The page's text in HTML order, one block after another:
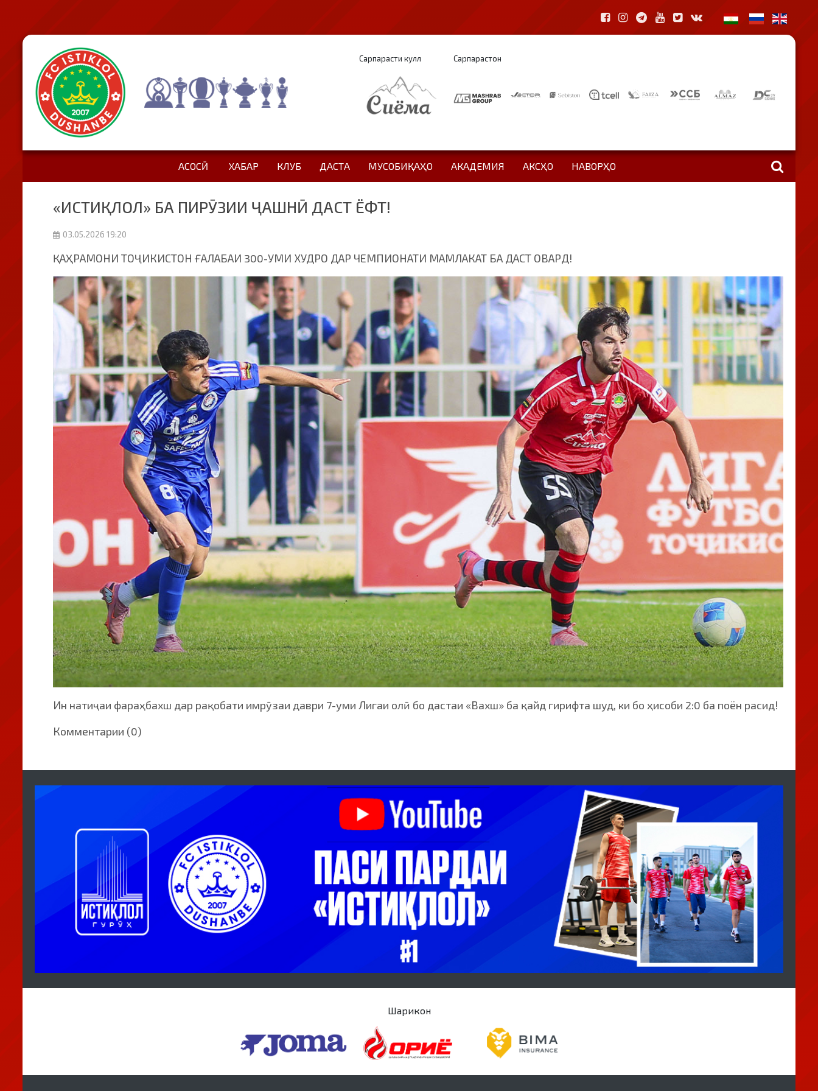
Сарпарасти кулл Сарпарастон
АСОСӢ ХАБАР КЛУБ ДАСТА МУСОБИҚАҲО АКАДЕМИЯ АКСҲО НАВОРҲО
«ИСТИҚЛОЛ» БА ПИРӮЗИИ ҶАШНӢ ДАСТ ЁФТ!
03.05.2026 19:20
ҚАҲРАМОНИ ТОҶИКИСТОН ҒАЛАБАИ 300-УМИ ХУДРО ДАР ЧЕМПИОНАТИ МАМЛАКАТ БА ДАСТ ОВАРД!
Ин натиҷаи фараҳбахш дар рақобати имрӯзаи даври 7-уми Лигаи олӣ бо дастаи «Вахш» ба қайд гирифта шуд, ки бо ҳисоби 2:0 ба поён расид!
Комментарии (0)
Шарикон